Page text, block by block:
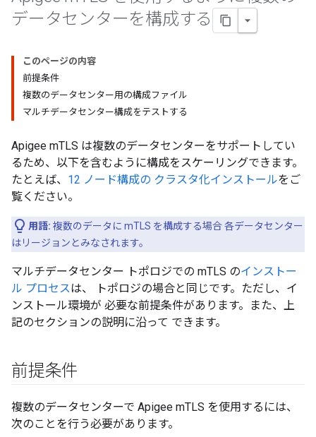
データセンターを構成する
このページの内容
前提条件
複数のデータセンター用の構成ファイル
マルチデータセンター構成をテストする
Apigee mTLS は複数のデータセンターをサポートしてい
るため、以下を含むように構成をスケーリングできます。
たとえば、 12 ノード構成の クラスタ化インストールをご
覧ください。
用語: 複数のデータに mTLS を構成する場合 各データセンター
はリージョンとみなされます。
マルチデータセンター トポロジでの mTLS のインストー
ル プロセスは、 トポロジの場合と同じです。ただし、イ
ンストール環境が 必要な前提条件があります。また、上
記のセクションの説明に沿って できます。
前提条件
複数のデータセンターで Apigee mTLS を使用するには、
次のことを行う必要があります。